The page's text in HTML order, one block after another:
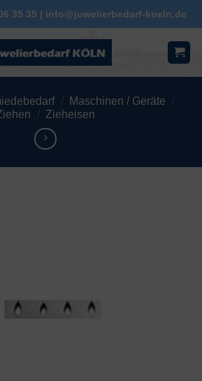
35 35 | info@juwelierbedarf-koeln.de
/ Maschinen / Geräte
/
/ Zieheisen